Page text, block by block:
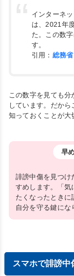
インターネ
は、2021年
た。この数
す。
引用： 総務
この数字を見ても
しています。だか
知っておくことが大
早
誹謗中傷を見つけ
すめします。「気
たくなったときに
自分を守る鍵にな
スマホで誹謗中